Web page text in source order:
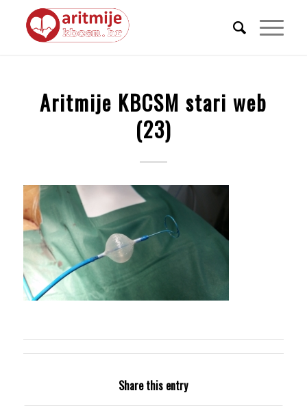
Aritmije KBCSM stari web
(23)
Share this entry